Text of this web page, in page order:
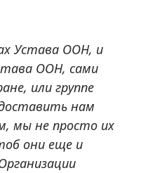
Устава ООН, и
ООН, сами
или группе
нам
мы не просто их
они еще и